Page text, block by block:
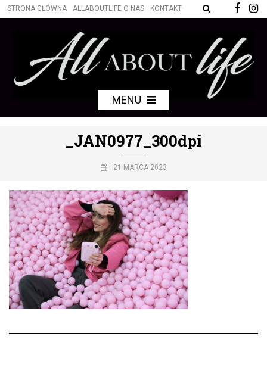
STRONA GŁÓWNA ALLABOUTLIFE O NAS KONTAKT
MENU
_JAN0977_300dpi
21 MARCA 2023